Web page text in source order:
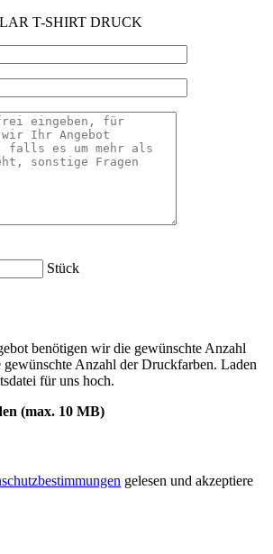
T-SHIRT DRUCK
Stück
benötigen wir die gewünschte Anzahl
Anzahl der Druckfarben. Laden
für uns hoch.
(max. 10 MB)
gelesen und akzeptiere